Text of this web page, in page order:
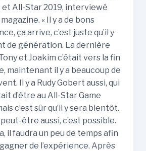
et All-Star 2019, interviewé
« Il y a de bons
ça arrive, c’est juste qu’il y
de génération. La dernière
et Joakim c’était vers la fin
maintenant il y a beaucoup de
Il y a Rudy Gobert aussi, qui
d’être au All-Star Game
c’est sûr qu’il y sera bientôt.
être aussi, c’est possible.
il faudra un peu de temps afin
de l’expérience. Après